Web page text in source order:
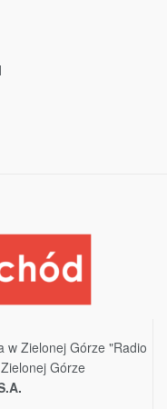
w Zielonej Górze "Radio
Górze